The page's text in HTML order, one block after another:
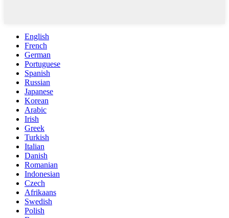
English
French
German
Portuguese
Spanish
Russian
Japanese
Korean
Arabic
Irish
Greek
Turkish
Italian
Danish
Romanian
Indonesian
Czech
Afrikaans
Swedish
Polish